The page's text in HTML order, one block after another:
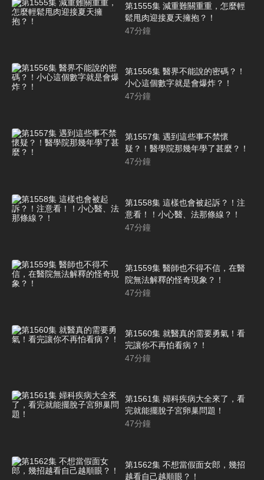
第1555集 減重難關重重，怎麼輕
鬆甩肉迎接夏天擁抱？！
47分鐘
第1556集 醫界不能說的密碼？！
小心這個數字就是會爆炸？！
47分鐘
第1557集 遇到這些事不禁懷
疑？！醫學院那幾年學了甚麼？！
47分鐘
第1558集 這樣也會被起訴？！注
意看！！小心醫、法那條線？！
47分鐘
第1559集 醫師也不得不信，在醫
院無法解釋的怪奇現象？！
47分鐘
第1560集 就醫真的需要勇氣！看
完讓你不再怕看病？！
47分鐘
第1561集 婦科疾病大全來了，看
完就能擺脫子宮卵巢問題！
47分鐘
第1562集 不想當假面女郎，幾招
越看自己越順眼？！